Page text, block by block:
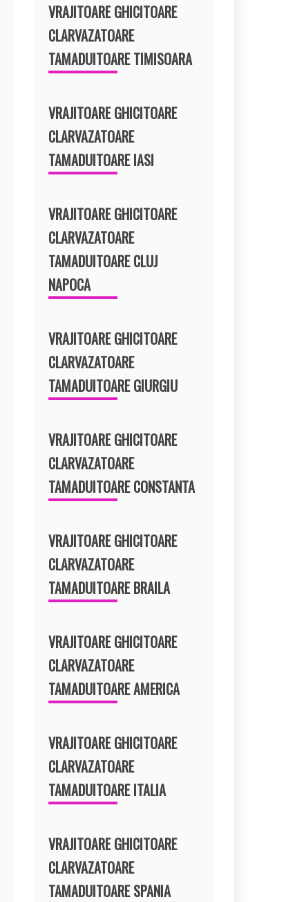
VRAJITOARE GHICITOARE
CLARVAZATOARE
TAMADUITOARE TIMISOARA
VRAJITOARE GHICITOARE
CLARVAZATOARE
TAMADUITOARE IASI
VRAJITOARE GHICITOARE
CLARVAZATOARE
TAMADUITOARE CLUJ
NAPOCA
VRAJITOARE GHICITOARE
CLARVAZATOARE
TAMADUITOARE GIURGIU
VRAJITOARE GHICITOARE
CLARVAZATOARE
TAMADUITOARE CONSTANTA
VRAJITOARE GHICITOARE
CLARVAZATOARE
TAMADUITOARE BRAILA
VRAJITOARE GHICITOARE
CLARVAZATOARE
TAMADUITOARE AMERICA
VRAJITOARE GHICITOARE
CLARVAZATOARE
TAMADUITOARE ITALIA
VRAJITOARE GHICITOARE
CLARVAZATOARE
TAMADUITOARE SPANIA